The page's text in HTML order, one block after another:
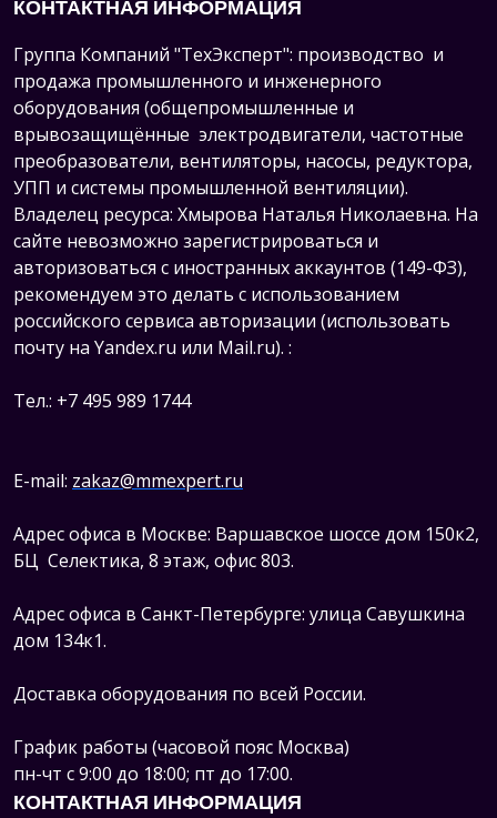
КОНТАКТНАЯ ИНФОРМАЦИЯ
Группа Компаний "ТехЭксперт": производство и
продажа промышленного и инженерного
оборудования (общепромышленные и
врывозащищённые электродвигатели, частотные
преобразователи, вентиляторы, насосы, редуктора,
УПП и системы промышленной вентиляции).
Владелец ресурса: Хмырова Наталья Николаевна. На
сайте невозможно зарегистрироваться и
авторизоваться с иностранных аккаунтов (149-ФЗ),
рекомендуем это делать с использованием
российского сервиса авторизации (использовать
почту на Yandex.ru или Mail.ru). :
Тел.: +7 495 989 1744
E-mail: zakaz@mmexpert.ru
Адрес офиса в Москве: Варшавское шоссе дом 150к2,
БЦ Селектика, 8 этаж, офис 803.
Адрес офиса в Санкт-Петербурге: улица Савушкина
дом 134к1.
Доставка оборудования по всей России.
График работы (часовой пояс Москва)
пн-чт с 9:00 до 18:00; пт до 17:00.
КОНТАКТНАЯ ИНФОРМАЦИЯ